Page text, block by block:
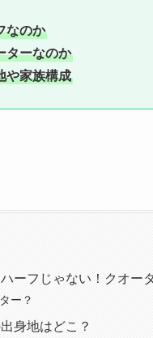
なのか
ターなのか
や家族構成
ーフじゃない！クオー
ー？
身地はどこ？